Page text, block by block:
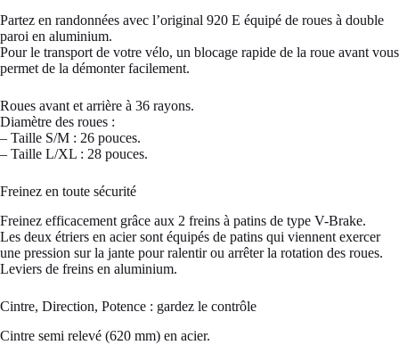
Partez en randonnées avec l’original 920 E équipé de roues à double
paroi en aluminium.
Pour le transport de votre vélo, un blocage rapide de la roue avant vous
permet de la démonter facilement.
Roues avant et arrière à 36 rayons.
Diamètre des roues :
– Taille S/M : 26 pouces.
– Taille L/XL : 28 pouces.
Freinez en toute sécurité
Freinez efficacement grâce aux 2 freins à patins de type V-Brake.
Les deux étriers en acier sont équipés de patins qui viennent exercer
une pression sur la jante pour ralentir ou arrêter la rotation des roues.
Leviers de freins en aluminium.
Cintre, Direction, Potence : gardez le contrôle
Cintre semi relevé (620 mm) en acier.